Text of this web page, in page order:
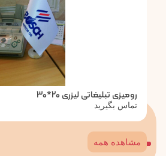
رومیزی تبلیغاتی لیزری 20*30
تماس بگیرید
1
2
3
مشاهده همه